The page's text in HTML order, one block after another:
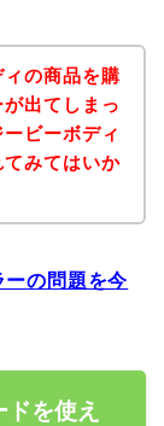
の商品を購
出てしまっ
ビーボディ
みてはいか
の問題を今
を使え